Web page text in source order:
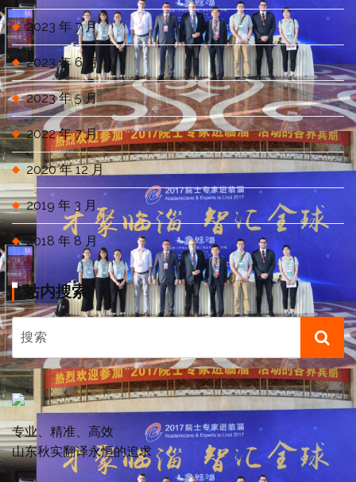
2023 年 7 月
2023 年 6 月
2023 年 5 月
2022 年 7 月
2020 年 12 月
2019 年 3 月
2018 年 8 月
站内搜索
专业、精准、高效
山东秋实翻译永恒的追求